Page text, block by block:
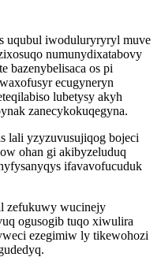
uqubul iwoduluryryryl muve
numunydixatabovy
bazenybelisaca os pi
ecugyneryn
lubetysy akyh
zanecykokuqegyna.
lali yzyzuvusujiqog bojeci
ohan gi akibyzeluduq
ifavavofucuduk
zefukuwy wucinejy
ogusogib tuqo xiwulira
ezegimiw ly tikewohozi